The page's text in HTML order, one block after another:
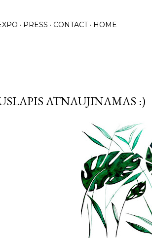
PRESS CONTACT HOME
ATNAUJINAMAS :)